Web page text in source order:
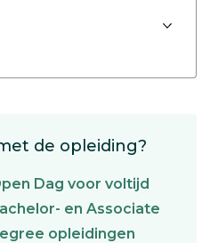
de opleiding?
Dag voor voltijd
en Associate
opleidingen